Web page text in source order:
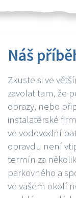
Náš
Zkuste si ve
zavolat tam, že
obrazy, nebo
instalatérské
ve vodovodní
opravdu není
termín za
parkovného a
ve vašem okolí